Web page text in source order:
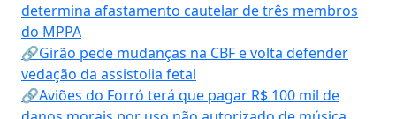
determina afastamento cautelar de três membros
do MPPA
🔗Girão pede mudanças na CBF e volta defender
vedação da assistolia fetal
🔗Aviões do Forró terá que pagar R$ 100 mil de